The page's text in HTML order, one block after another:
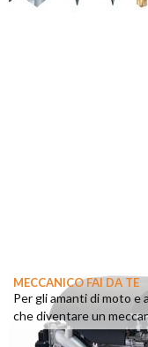
MECCANICO FAI DA TE
Per gli amanti di moto e
che diventare un